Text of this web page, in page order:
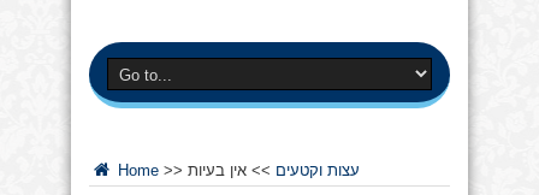
Home >> עצות וקטעים >> אין בעיות